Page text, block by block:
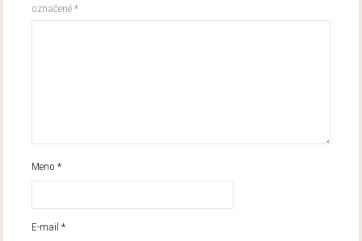
označené*
Meno*
E-mail*